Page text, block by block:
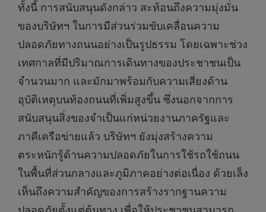
ทั้งนี้ การสนับสนุนดังกล่าว สะท้อนถึงความมุ่งมั่น
ของบริษัทฯ ในการมีส่วนร่วมขับเคลื่อนความ
ปลอดภัยทางถนนอย่างเป็นรูปธรรม โดยเฉพาะช่วง
เทศกาลที่มีปริมาณการเดินทางของประชาชนเป็น
จำนวนมาก และมักมาพร้อมกับความเสี่ยงด้าน
อุบัติเหตุบนท้องถนนที่เพิ่มสูงขึ้น ซึ่งนอกจากการ
สนับสนุนสิ่งของจำเป็นแก่หน่วยงานภาครัฐและ
ภาคีเครือข่ายแล้ว บริษัทฯ ยังมุ่งสร้างความ
ตระหนักรู้ด้านความปลอดภัยในการใช้รถใช้ถนน
ในพื้นที่ส่วนกลางและภูมิภาคอย่างต่อเนื่อง ด้วยเล็ง
เห็นถึงความสำคัญของการสร้างรากฐานความ